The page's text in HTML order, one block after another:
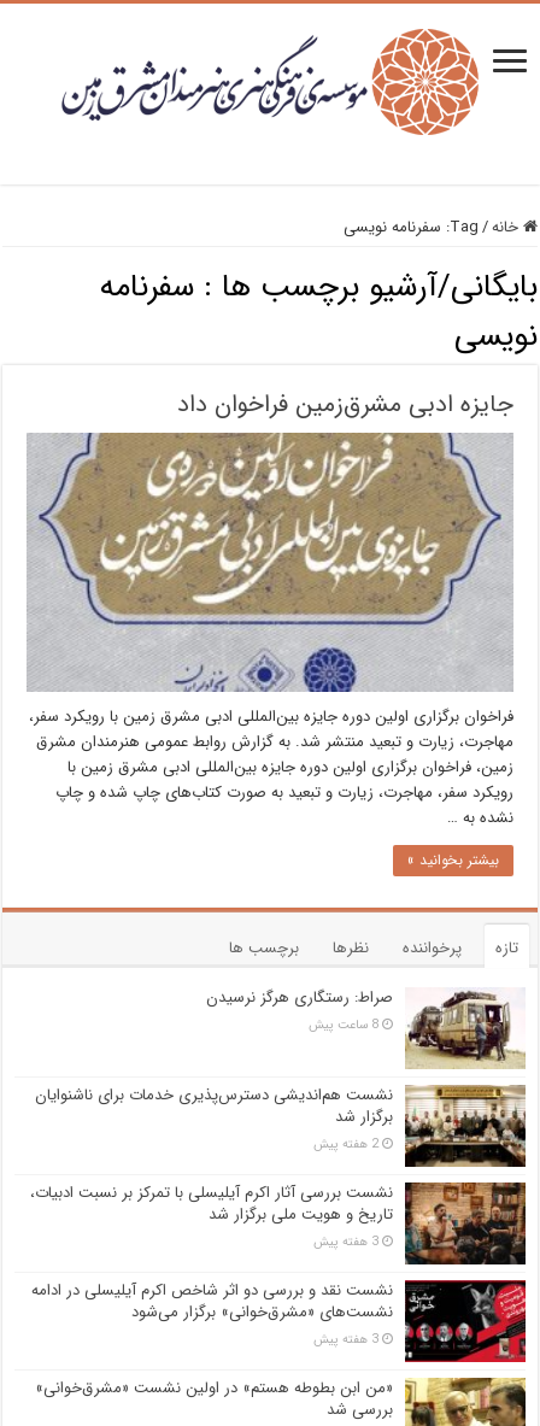
خانه/
Tag: سفرنامه نویسی
بایگانی/آرشیو برچسب ها :سفرنامه
نویسی
جایزه ادبی مشرق‌زمین فراخوان داد
فراخوان برگزاری اولین دوره جایزه بین‌المللی ادبی مشرق زمین با رویکرد سفر،
مهاجرت، زیارت و تبعید منتشر شد. به گزارش روابط عمومی هنرمندان مشرق
زمین، فراخوان برگزاری اولین دوره جایزه بین‌المللی ادبی مشرق زمین با
رویکرد سفر، مهاجرت، زیارت و تبعید به صورت کتاب‌های چاپ شده و چاپ
نشده به …
بیشتر بخوانید »
تازه پرخواننده نظرها
برچسب ها
صراط: رستگاری هرگز نرسیدن
8 ساعت پیش
نشست هم‌اندیشی دسترس‌پذیری خدمات برای ناشنوایان
برگزار شد
2 هفته پیش
نشست بررسی آثار اکرم آیلیسلی با تمرکز بر نسبت ادبیات،
تاریخ و هویت ملی برگزار شد
3 هفته پیش
نشست نقد و بررسی دو اثر شاخص اکرم آیلیسلی در ادامه
نشست‌های «مشرق‌خوانی» برگزار می‌شود
3 هفته پیش
«من ابن بطوطه هستم» در اولین نشست «مشرق‌خوانی»
بررسی شد